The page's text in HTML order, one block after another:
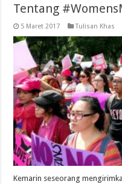
Tentang
5 Maret 2017 Tulisan Khas
Kemarin seseorang